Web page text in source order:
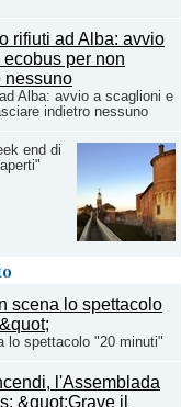
Alba: avvio a scaglioni e
indietro nessuno
end di
lo spettacolo "20 minuti"